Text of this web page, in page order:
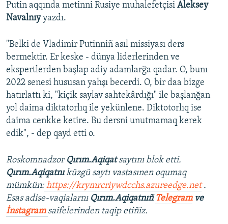
Putin aqqında metinni Rusiye muhalefetçisi Aleksey
Navalnıyyazdı.
"Belki de Vladimir Putinniñ asıl missiyası ders
bermektir. Er keske - dünya liderlerinden ve
ekspertlerden başlap adiy adamlarğa qadar. O, bunı
2022 senesi hususan yahşı becerdi. O, bir daa bizge
hatırlattı ki, "kiçik saylav sahtekârdığı" ile başlanğan
yol daima diktatorlıq ile yekünlene. Diktotorlıq ise
daima cenkke ketire. Bu dersni unutmamaq kerek
edik", - dep qayd etti o.
Roskomnadzor Qırım.Aqiqatsaytını blok etti.
Qırım.Aqiqatnıküzgü saytı vastasınen oqumaq
mümkün: https://krymrcriywdcchs.azureedge.net .
Esas adise-vaqialarnı Qırım.Aqiqatnıñ Telegramve
İnstagram saifelerinden taqip etiñiz.